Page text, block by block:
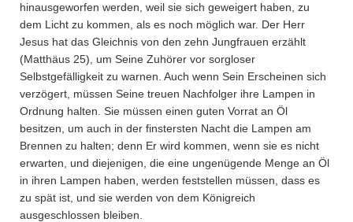
hinausgeworfen werden, weil sie sich geweigert haben, zu
dem Licht zu kommen, als es noch möglich war. Der Herr
Jesus hat das Gleichnis von den zehn Jungfrauen erzählt
(Matthäus 25), um Seine Zuhörer vor sorgloser
Selbstgefälligkeit zu warnen. Auch wenn Sein Erscheinen sich
verzögert, müssen Seine treuen Nachfolger ihre Lampen in
Ordnung halten. Sie müssen einen guten Vorrat an Öl
besitzen, um auch in der finstersten Nacht die Lampen am
Brennen zu halten; denn Er wird kommen, wenn sie es nicht
erwarten, und diejenigen, die eine ungenügende Menge an Öl
in ihren Lampen haben, werden feststellen müssen, dass es
zu spät ist, und sie werden von dem Königreich
ausgeschlossen bleiben.